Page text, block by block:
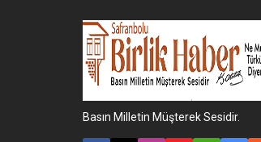
Basın Milletin Müşterek Sesidir.